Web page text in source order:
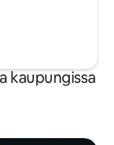
kaupungissa